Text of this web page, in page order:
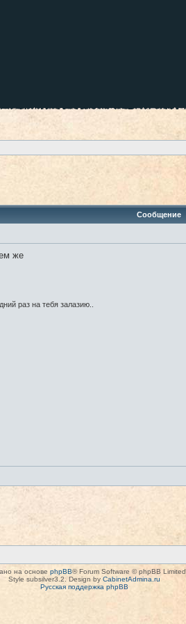
Сообщение
же
раз на тебя залазию..
на основе phpBB® Forum Software © phpBB Limited
Style subsilver3.2. Design by CabinetAdmina.ru
Русская поддержка phpBB